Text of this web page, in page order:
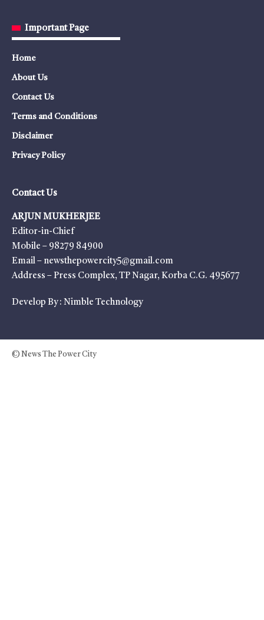
Important Page
Home
About Us
Contact Us
Terms and Conditions
Disclaimer
Privacy Policy
Contact Us
ARJUN MUKHERJEE
Editor-in-Chief
Mobile – 98279 84900
Email – newsthepowercity5@gmail.com
Address – Press Complex, TP Nagar, Korba C.G. 495677
Develop By : Nimble Technology
© News The Power City